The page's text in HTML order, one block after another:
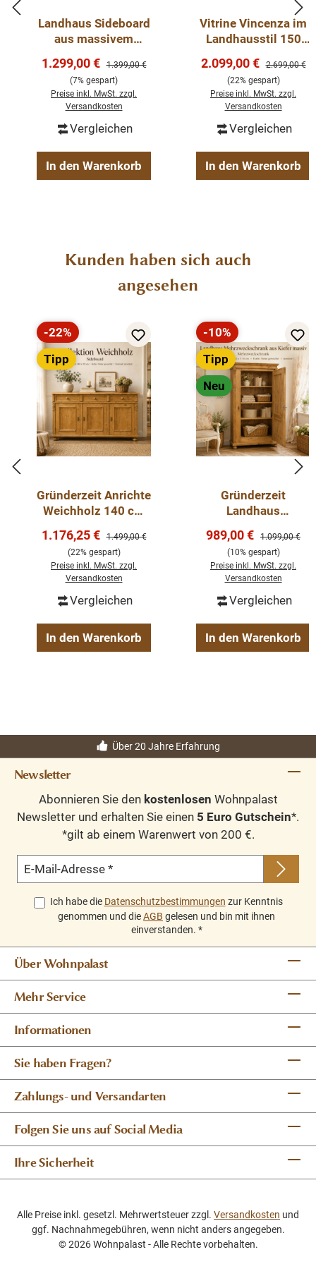
Schlafzimmer. Diese Kommode findet überall Ihren
Abmessungen: Höhe: 90 cm, Breite: 185 cm, Tiefe: 50
Weichholz Kommode
Schubladen
Landhaus Sideboard
aus massivem
Jugendstil Anrichte
Verkaufspreis:
1.299,00 € Regulärer Preis:
1.399,00 €
(7% gespart)
Preise inkl. MwSt. zzgl.
Versandkosten
Vergleichen
In den Warenkorb
Vitrine Vincenza im
Landhausstil 150
Verkaufspreis:
2.099,00 € Regulärer
2.699,00 €
(22% gespart)
Preise inkl. MwSt. zzgl.
Versandkosten
Vergleichen
In den Warenkorb
Produktgalerie überspringen
Kunden haben sich auch
angesehen
Rabatt
-22%
Tipp
Gründerzeit Anrichte
Weichholz 140 cm
Kommode
Verkaufspreis:
1.176,25 € Regulärer Preis:
1.499,00 €
(22% gespart)
Preise inkl. MwSt. zzgl.
Versandkosten
Vergleichen
In den Warenkorb
Rabatt
-10%
Tipp
Neu
Gründerzeit
Landhaus
aus Kiefer massiv –
Natur gewachst –
Massivholz
verstellbaren
Schrank aus
Weichholz
Verkaufspreis:
989,00 € Regulärer
1.099,00 €
(10% gespart)
Preise inkl. MwSt. zzgl.
Versandkosten
Vergleichen
In den Warenkorb
Über 20 Jahre Erfahrung
Newsletter
Abonnieren Sie den kostenlosen Wohnpalast
Newsletter und erhalten Sie einen 5 Euro Gutschein*.
*gilt ab einem Warenwert von 200 €.
E-Mail-Adresse *
Ich habe die Datenschutzbestimmungen zur Kenntnis
genommen und dieAGB gelesen und bin mit ihnen
einverstanden. *
Über Wohnpalast
Mehr Service
Informationen
Sie haben Fragen?
Zahlungs- und Versandarten
Folgen Sie uns auf Social Media
Ihre Sicherheit
Alle Preise inkl. gesetzl. Mehrwertsteuer zzgl. Versandkosten und
ggf. Nachnahmegebühren, wenn nicht anders angegeben.
© 2026 Wohnpalast - Alle Rechte vorbehalten.